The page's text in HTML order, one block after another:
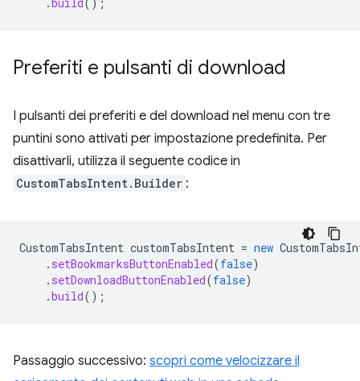
Preferiti e pulsanti di download
I pulsanti dei preferiti e del download nel menu con tre
puntini sono attivati per impostazione predefinita. Per
disattivarli, utilizza il seguente codice in
CustomTabsIntent.Builder :
CustomTabsIntent customTabsIntent = new
. setBookmarksButtonEnabled(false)
. setDownloadButtonEnabled(false)
.build();
Passaggio successivo: scopri come velocizzare il